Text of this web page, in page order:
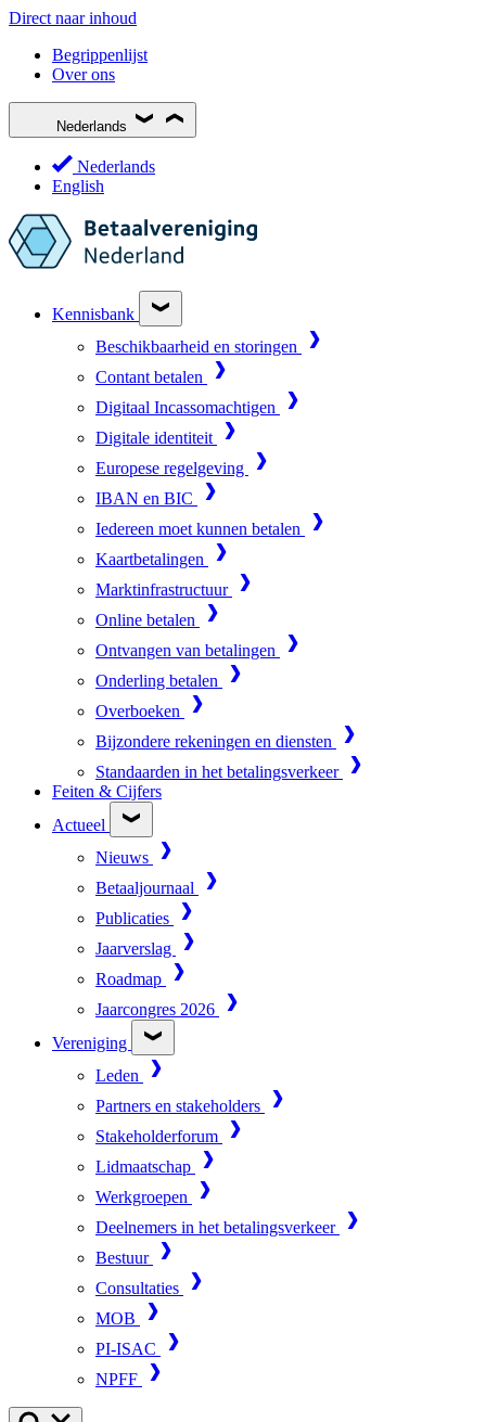
Direct naar inhoud
Begrippenlijst
Over ons
Nederlands
Nederlands
English
Kennisbank
Beschikbaarheid en storingen
Contant betalen
Digitaal Incassomachtigen
Digitale identiteit
Europese regelgeving
IBAN en BIC
Iedereen moet kunnen betalen
Kaartbetalingen
Marktinfrastructuur
Online betalen
Ontvangen van betalingen
Onderling betalen
Overboeken
Bijzondere rekeningen en diensten
Standaarden in het betalingsverkeer
Feiten & Cijfers
Actueel
Nieuws
Betaaljournaal
Publicaties
Jaarverslag
Roadmap
Jaarcongres 2026
Vereniging
Leden
Partners en stakeholders
Stakeholderforum
Lidmaatschap
Werkgroepen
Deelnemers in het betalingsverkeer
Bestuur
Consultaties
MOB
PI-ISAC
NPFF